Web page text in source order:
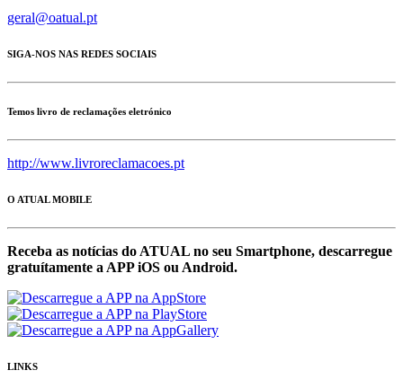
geral@oatual.pt
SIGA-NOS NAS REDES SOCIAIS
Temos livro de reclamações eletrónico
http://www.livroreclamacoes.pt
O ATUAL MOBILE
Receba as notícias do ATUAL no seu Smartphone, descarregue
gratuítamente a APP iOS ou Android.
LINKS